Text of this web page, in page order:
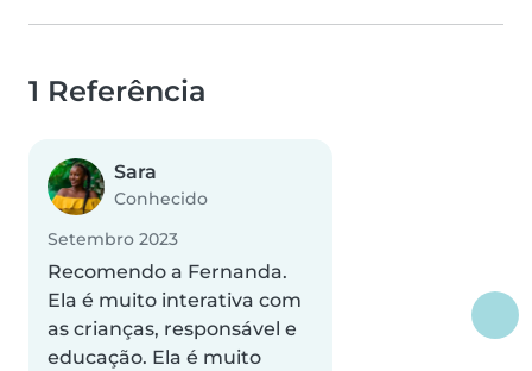
1 Referência
Sara
Conhecido
Setembro 2023
Recomendo a Fernanda.
Ela é muito interativa com
as crianças, responsável e
educação. Ela é muito